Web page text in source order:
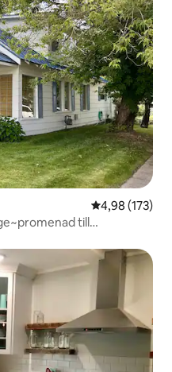
4,98 av 5 i
4,98 (173)
till